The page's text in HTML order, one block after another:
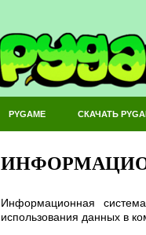
PYGAME СКАЧАТЬ
Информационная
использования данных в